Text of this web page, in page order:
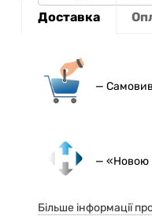
Доставка
— С
— «Новою
Більше інформації